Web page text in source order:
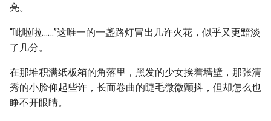
亮。
“呲啦啦……”这唯一的一盏路灯冒出几许火花，似乎又更黯淡
了几分。
在那堆积满纸板箱的角落里，黑发的少女挨着墙壁，那张清
秀的小脸仰起些许，长而卷曲的睫毛微微颤抖，但却怎么也
睁不开眼睛。